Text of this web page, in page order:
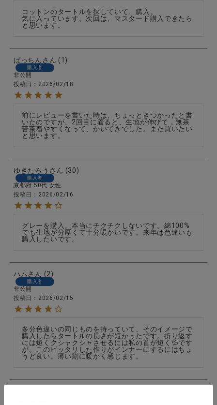
コットンのタートルを探していて、購入。
気に入っています。次回は、マスタード購入できたら
と思います。
ぱっちん 1
購入者
非公開
投稿日
2026/02/18
前にレビューを書いた時は、ちょっときつかったと書
いたのですが、2回目に着ると、生地が伸びて，無茶
苦茶着やすくなって、かいてきでした。また買いたい
と思います。
ゆきたろう 30
購入者
京都府 50代 女性
投稿日
2026/02/16
グレーを購入。本当にチクチクしないです。綿100%
でも生地が分厚くて十分暖かいです。来年は色違いも
購入したいです。
ハム 2
購入者
非公開
投稿日
2026/02/15
多分色違いの同じものを持っていて、そのイメージで
購入したらタートルの長さが短かったです。折り返す
には短くクシャクシャさせるには私の首が短く💦です
が。このピッタリした作りがインナーにするにはちょ
うど良い。薄い割に暖かく感じます。